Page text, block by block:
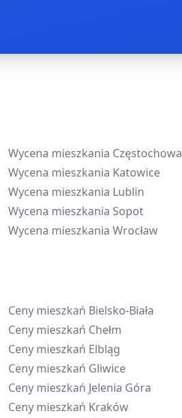
Wycena mieszkania Częstochowa
Wycena mieszkania Katowice
Wycena mieszkania Lublin
Wycena mieszkania Sopot
Wycena mieszkaniaWrocław
Ceny mieszkań Bielsko-Biała
Ceny mieszkań Chełm
Ceny mieszkań Elbląg
Ceny mieszkań Gliwice
Ceny mieszkań Jelenia Góra
Ceny mieszkań Kraków